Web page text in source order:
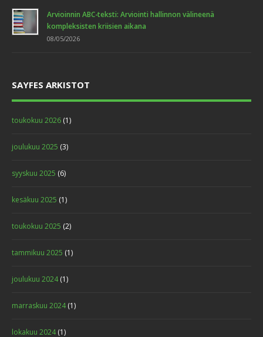
Arvioinnin ABC-teksti: Arviointi hallinnon välineenä
kompleksisten kriisien aikana
08/05/2026
SAYFES ARKISTOT
toukokuu 2026 (1)
joulukuu 2025 (3)
syyskuu 2025 (6)
kesäkuu 2025 (1)
toukokuu 2025 (2)
tammikuu 2025 (1)
joulukuu 2024(1)
marraskuu 2024(1)
lokakuu 2024(1)